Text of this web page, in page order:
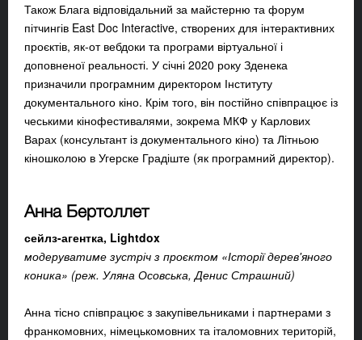
Також Блага відповідальний за майстерню та форум
пітчингів East Doc Interactive, створених для інтерактивних
проєктів, як-от вебдоки та програми віртуальної і
доповненої реальності. У січні 2020 року Зденека
призначили програмним директором Інституту
документального кіно. Крім того, він постійно співпрацює із
чеськими кінофестивалями, зокрема МКФ у Карлових
Варах (консультант із документального кіно) та Літньою
кіношколою в Угерске Градіште (як програмний директор).
Анна Бертоллет
сейлз-агентка, Lightdox
модеруватиме зустріч з проєктом «Історії дерев'яного
коника» (реж. Уляна Осовська, Денис Страшний)
Анна тісно співпрацює з закупівельниками і партнерами з
франкомовних, німецькомовних та італомовних територій,